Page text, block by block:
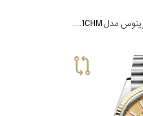
ساعت مچی کوئروی سابرینوس مدل 1012.1CHM